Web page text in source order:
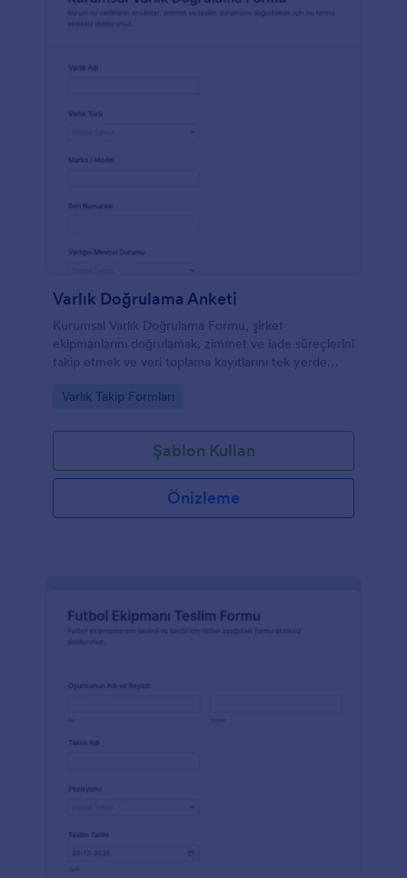
Varlık Doğrulama Anketi
Kurumsal Varlık Doğrulama Formu, şirket
ekipmanlarını doğrulamak, zimmet ve iade süreçlerini
takip etmek ve veri toplama kayıtlarını tek yerde
şablonudur.
Go to Category:
Varlık Takip Formları
Şablon Kullan
Önizleme